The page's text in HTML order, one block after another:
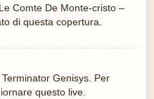
Comte De Monte-cristo –
di questa copertura.
Genisys. Per
questo live.